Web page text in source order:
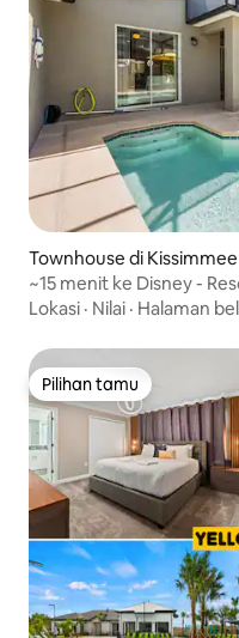
Townhouse di Kissimmee
~15 menit ke Disney -
Lokasi · Nilai · Halaman
Pilihan tamu
Pilihan tamu